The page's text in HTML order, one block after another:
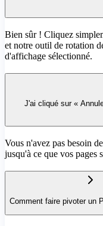
Bien sûr ! Cliquez
et notre outil de rotation
d'affichage sélectionné.
J'ai cliqué sur «
Vous n'avez pas besoin
jusqu'à ce que vos pages
Comment faire pivoter un